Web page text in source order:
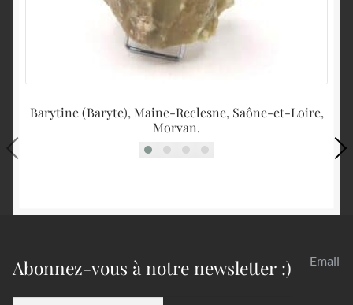
Barytine (Baryte), Maine-Reclesne, Saône-et-Loire,
Morvan.
Abonnez-vous à notre newsletter :) Email